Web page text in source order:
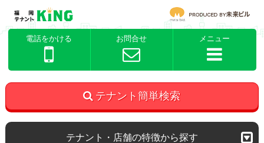
電話をかける お問合せ メニュー
テナント簡単検索
テナント・店舗の特徴から探す